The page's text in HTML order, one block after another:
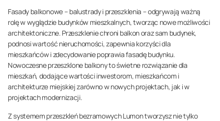
Fasady balkonowe – balustrady i przeszklenia – odgrywają ważną
rolę w wyglądzie budynków mieszkalnych, tworząc nowe możliwości
architektoniczne. Przeszklenie chroni balkon oraz sam budynek,
podnosi wartość nieruchomości, zapewnia korzyści dla
mieszkańców i zdecydowanie poprawia fasadę budynku.
Nowoczesne przeszklone balkony to świetne rozwiązanie dla
mieszkań, dodające wartości inwestorom, mieszkańcom i
architekturze miejskiej zarówno w nowych projektach, jak i w
projektach modernizacji.
Z systemem przeszkleń bezramowych Lumon tworzysz nie tylko